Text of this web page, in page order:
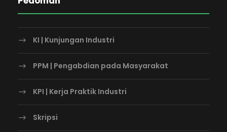
KI | Kunjungan Industri
PPM | Pengabdian pada Masyarakat
KPI | Kerja Praktik Industri
Skripsi